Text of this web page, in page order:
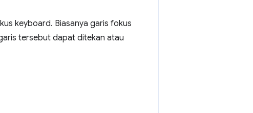
keyboard. Biasanya garis fokus
tersebut dapat ditekan atau